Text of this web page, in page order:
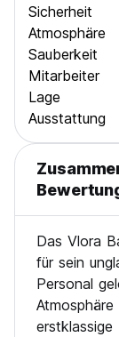
Sicherheit
Atmosphäre
Sauberkeit
Mitarbeiter
Lage
Ausstattung
Das Vlora
für sein
Personal
erstklassige